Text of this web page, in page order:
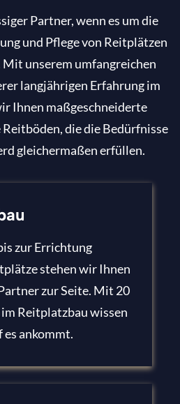
Partner, wenn es um die
und Pflege von Reitplätzen
unserem umfangreichen
langjährigen Erfahrung im
Ihnen maßgeschneiderte
die die Bedürfnisse
gleichermaßen erfüllen.
zur Errichtung
stehen wir Ihnen
zur Seite. Mit 20
Reitplatzbau wissen
ankommt.